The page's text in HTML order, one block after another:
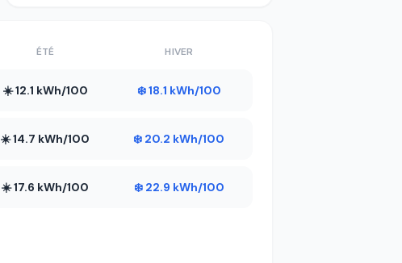
ÉTÉ HIVER
☀️ 12.1 kWh/100 ❄️ 18.1 kWh/100
☀️ 14.7 kWh/100 ❄️ 20.2 kWh/100
☀️ 17.6 kWh/100 ❄️ 22.9 kWh/100